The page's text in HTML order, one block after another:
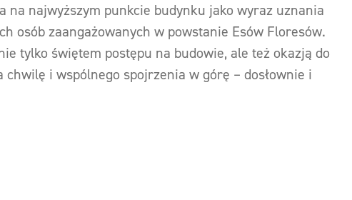
na najwyższym punkcie budynku jako wyraz uznania
osób zaangażowanych w powstanie Esów Floresów.
tylko świętem postępu na budowie, ale też okazją do
chwilę i wspólnego spojrzenia w górę – dosłownie i